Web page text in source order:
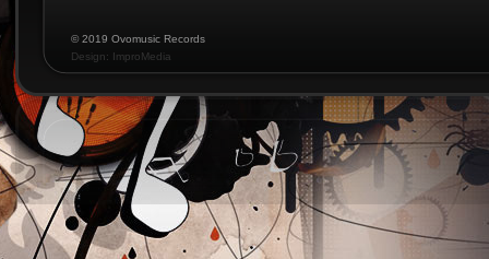
© 2019 Ovomusic Records
Design: ImproMedia